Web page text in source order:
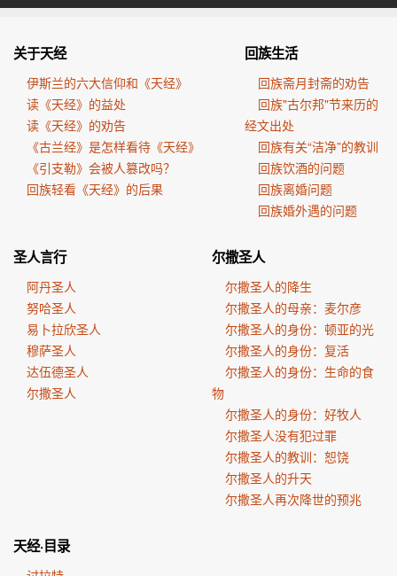
关于天经
伊斯兰的六大信仰和《天经》
读《天经》的益处
读《天经》的劝告
《古兰经》是怎样看待《天经》
《引支勒》会被人篡改吗？
回族轻看《天经》的后果
回族生活
回族斋月封斋的劝告
回族"古尔邦"节来历的
经文出处
回族有关“洁净”的教训
回族饮酒的问题
回族离婚问题
回族婚外遇的问题
圣人言行
阿丹圣人
努哈圣人
易卜拉欣圣人
穆萨圣人
达伍德圣人
尔撒圣人
尔撒圣人
尔撒圣人的降生
尔撒圣人的母亲：麦尔彦
尔撒圣人的身份：顿亚的光
尔撒圣人的身份：复活
尔撒圣人的身份：生命的食
物
尔撒圣人的身份：好牧人
尔撒圣人没有犯过罪
尔撒圣人的教训：恕饶
尔撒圣人的升天
尔撒圣人再次降世的预兆
天经·目录